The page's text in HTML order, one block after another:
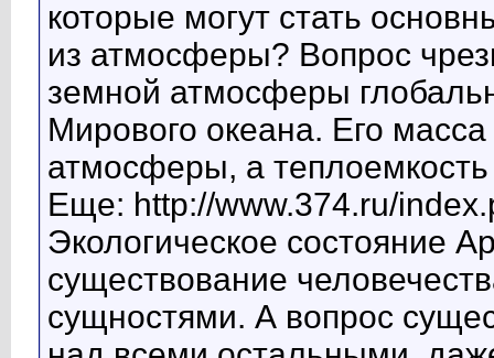
которые могут стать
из атмосферы? Вопрос
земной атмосферы
Мирового океана. Его
атмосферы, а
Еще: http://www.374.ru/
Экологическое состояние
существование
сущностями. А вопрос